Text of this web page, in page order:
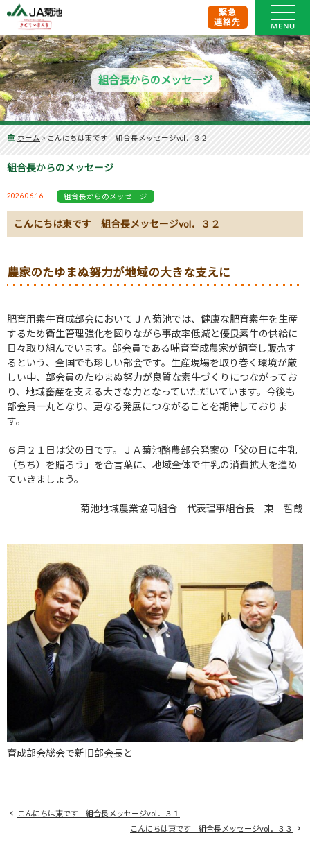
緊急
連絡先
組合長からのメッセージ
ホーム > こんにちは東です 組合長メッセージvol．３２
組合長からのメッセージ
2026.06.16 組合長からのメッセージ
こんにちは東です 組合長メッセージvol．３２
農家のたゆまぬ努力が地域の大きな支えに
肥育用素牛育成部会においてＪＡ菊池では、健康な肥育素牛を生産
するため衛生管理強化を図りながら事故率低減と優良素牛の供給に
日々取り組んでいます。部会員である哺育育成農家が飼育し販売す
るという、全国でも珍しい部会です。生産現場を取り巻く環境が厳
しい中、部会員のたゆまぬ努力が良質な素牛づくりにつながってお
り、地域畜産を支える大きな力となっていただいています。今後も
部会員一丸となり、更なる発展につながることを期待しておりま
す。
６月２１日は父の日です。ＪＡ菊池酪農部会発案の「父の日に牛乳
（ちち）を贈ろう」を合言葉に、地域全体で牛乳の消費拡大を進め
ていきましょう。
菊池地域農業協同組合 代表理事組合長 東 哲哉
育成部会総会で新旧部会長と
こんにちは東です 組合長メッセージvol．３１
こんにちは東です 組合長メッセージvol．３３